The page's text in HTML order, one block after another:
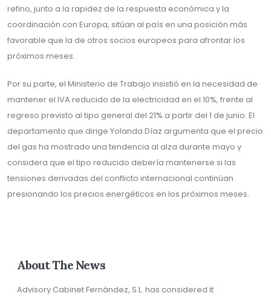
refino, junto a la rapidez de la respuesta económica y la
coordinación con Europa, sitúan al país en una posición más
favorable que la de otros socios europeos para afrontar los
próximos meses.
Por su parte, el Ministerio de Trabajo insistió en la necesidad de
mantener el IVA reducido de la electricidad en el 10%, frente al
regreso previsto al tipo general del 21% a partir del 1 de junio. El
departamento que dirige Yolanda Díaz argumenta que el precio
del gas ha mostrado una tendencia al alza durante mayo y
considera que el tipo reducido debería mantenerse si las
tensiones derivadas del conflicto internacional continúan
presionando los precios energéticos en los próximos meses.
About The News
Advisory Cabinet Fernández, S.L. has considered it